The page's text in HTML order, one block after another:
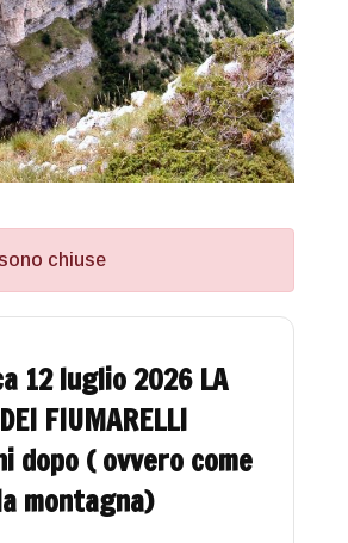
chiuse
12 luglio 2026 LA
FIUMARELLI
dopo ( ovvero come
montagna)